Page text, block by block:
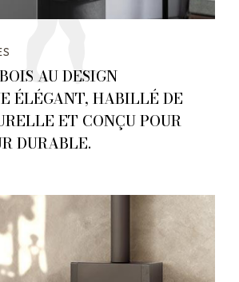
AU DESIGN
ÉLÉGANT, HABILLÉ DE
ET CONÇU POUR
DURABLE.